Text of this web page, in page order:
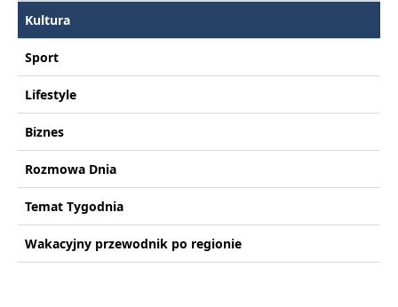
Kultura
Sport
Lifestyle
Biznes
Rozmowa Dnia
Temat Tygodnia
Wakacyjny przewodnik po regionie